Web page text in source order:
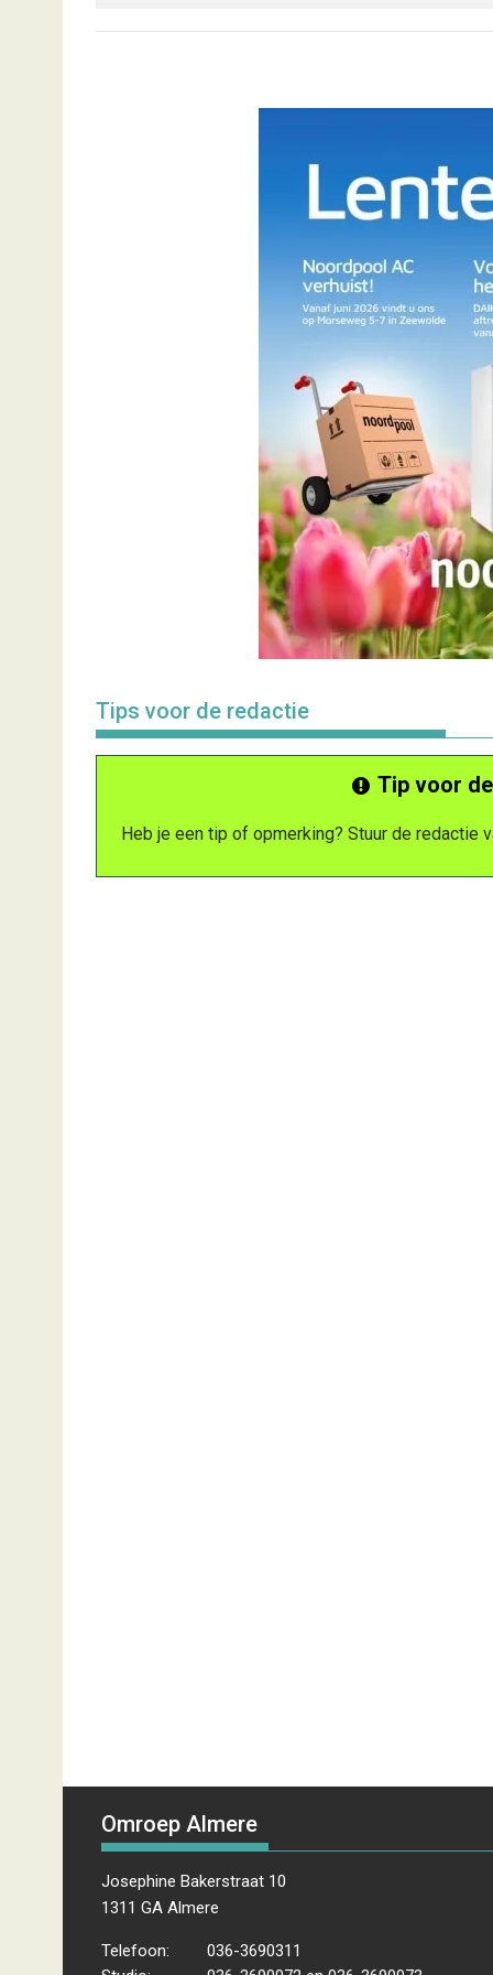
Tips voor de redactie
Tip voor
Heb je een tip of opmerking? Stuur de redactie
Omroep Almere
Josephine Bakerstraat 10
1311 GA Almere
Telefoon:
036-3690311